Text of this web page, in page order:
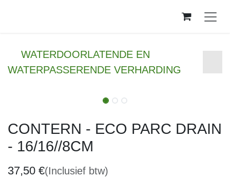
WATERDOORLATENDE EN
WATERPASSERENDE VERHARDING
CONTERN - ECO PARC DRAIN -
16/16//8CM
37,50 €(Inclusief btw)